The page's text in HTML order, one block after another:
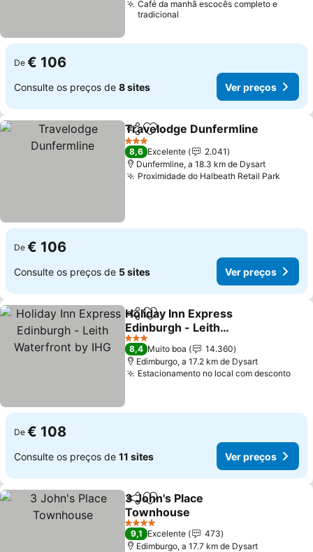
Café da manhã escocês completo e
tradicional
De € 106
Consulte os preços de 8 sites Ver preços
PartilharAdicionar aos favoritos
Travelodge Dunfermline
3 Estrelas
8,6 Excelente
2.041
Dunfermline, a 18.3 km de Dysart
Proximidade do Halbeath Retail Park
De € 106
Consulte os preços de 5 sites Ver preços
PartilharAdicionar aos favoritos
Holiday Inn Express
Edinburgh - Leith
Waterfront by IHG
Ver preços
3 Estrelas
8,4 Muito boa
14.360
Edimburgo, a 17.2 km de Dysart
Estacionamento no local com descontoVer
De € 108
Consulte os preços de 11 sites Ver preços
PartilharAdicionar aos favoritos
3 John's Place
Townhouse
Ver preços
4 Estrelas
9,1 Excelente
473
Edimburgo, a 17.7 km de Dysart